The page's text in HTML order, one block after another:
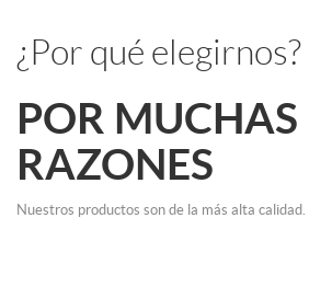
¿Por qué elegirnos?
POR MUCHAS
RAZONES
Nuestros productos son de la más alta calidad.